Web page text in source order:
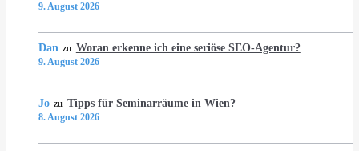
9. August 2026
Dan zu Woran erkenne ich eine seriöse SEO-Agentur?
9. August 2026
Jo zu Tipps für Seminarräume in Wien?
8. August 2026